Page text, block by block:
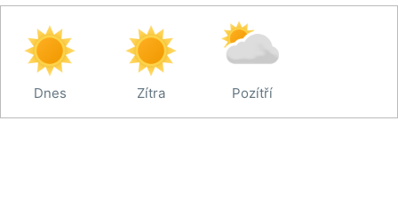
Dnes Zítra Pozítří